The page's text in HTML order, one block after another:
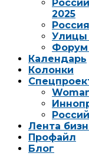
2025
Улицы
Форум
Календарь
Колонки
Лента
Профайл
Блог